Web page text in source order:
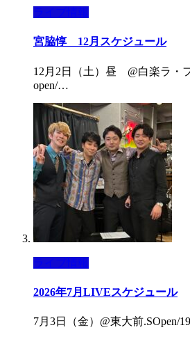
ライブ情報
宮脇惇 12月スケジュール
12月2日（土）昼 @白楽ラ・
open/…
ライブ情報
2026年7月LIVEスケジュール
7月3日（金）@東大前.SOpen/